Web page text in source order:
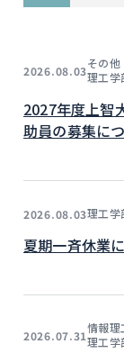
2026.08.03その他
理工学
2027年度上智
助員の募集に
2026.08.03理工学
夏期一斉休業
2026.07.31情報理
理工学